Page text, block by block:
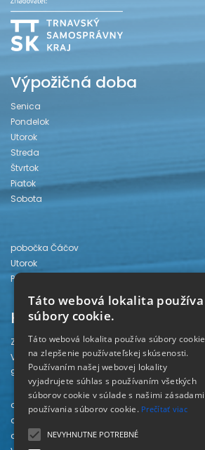
Výpožičná doba
Senica
Pondelok
Utorok
Streda
Štvrtok
Piatok
Sobota
pobočka Čáčov
Utorok
Piatok
Kontakt
Záhorská knižnica
Vajanského 28
905 01 Senica
odd. beletrie 034/654 3780
odd. odbornej literatúry 034/651 2710
odd. pre deti a mládež 034/654 6519
Táto webová lokalita používa
súbory cookie.
Táto webová lokalita používa súbory cookie
na zlepšenie používateľskej skúsenosti.
Používaním našej webovej lokality
vyjadrujete súhlas s používaním všetkých
súborov cookie v súlade s našimi zásadami
používania súborov cookie. Prečítať viac
NEVYHNUTNE POTREBNÉ